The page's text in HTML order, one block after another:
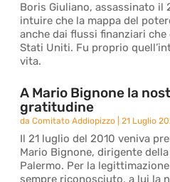
Boris Giuliano, assassinato il
intuire che la mappa del
anche dai flussi finanziari
Stati Uniti. Fu proprio
vita.
A Mario Bignone la
gratitudine
daComitato Addiopizzo |21 Luglio
Il 21 luglio del 2010 veniva
Mario Bignone, dirigente
Palermo. Per la
sempre riconosciuto, a lui la